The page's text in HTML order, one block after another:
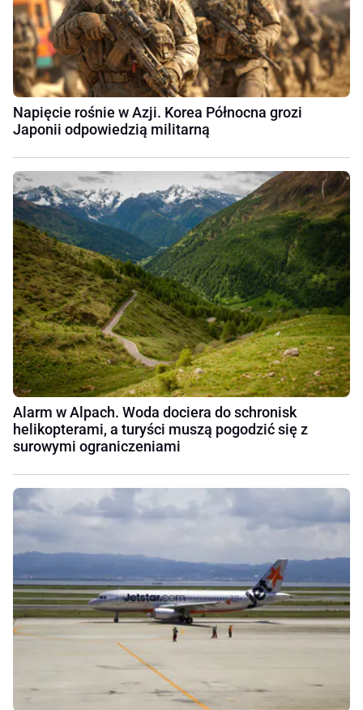
Napięcie rośnie w Azji. Korea Północna grozi
Japonii odpowiedzią militarną
Alarm w Alpach. Woda dociera do schronisk
helikopterami, a turyści muszą pogodzić się z
surowymi ograniczeniami